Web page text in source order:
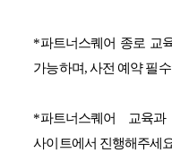
*파트너스퀘어 종로 교
가능하며,사전 예약 필
*파트너스퀘어 교육
사이트에서 진행해주세